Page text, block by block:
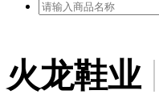
火龙鞋业